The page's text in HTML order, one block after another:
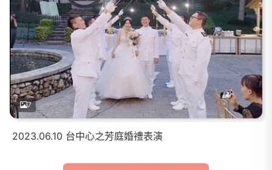
7
2023.06.10 台中心之芳庭婚禮表演